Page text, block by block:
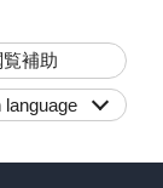
覧補助
language